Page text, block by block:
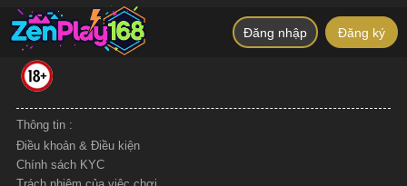
Đăng nhập Đăng ký
Chứng nhận & Bảo mật bởi :
Thông tin :
Điều khoản & Điều kiện
Chính sách KYC